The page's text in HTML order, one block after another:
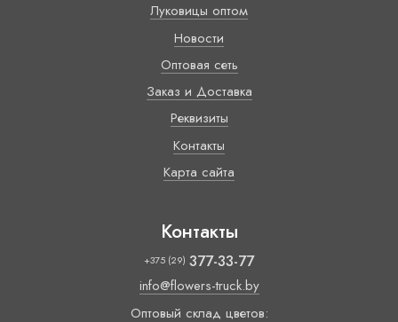
Луковицы оптом
Новости
Оптовая сеть
Заказ и Доставка
Реквизиты
Контакты
Карта сайта
Контакты
+375 (29) 377-33-77
info@flowers-truck.by
Оптовый склад цветов: